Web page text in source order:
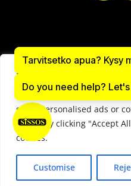
We value your privacy
We use cookies to
serve personalised ads or
traffic. By clicking "Accept
cookies.
Customise
Tarvitsetko apua? Kysy
Do you need help?
Paintball varusteiden
Y-
© 2025 Paintball